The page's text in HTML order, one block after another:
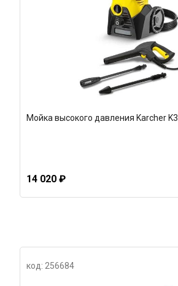
Мойка высокого давления Karcher K3
14 020 ₽
код: 256684